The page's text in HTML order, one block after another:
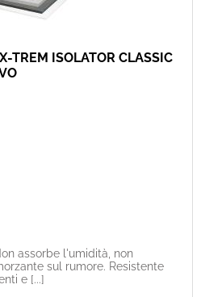
TREM ISOLATOR CLASSIC
assorbe l'umidità, non
sul rumore. Resistente
e [...]